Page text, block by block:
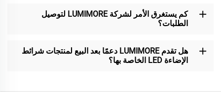
كم يستغرق الأمر لشركة LUMIMORE لتوصيل
الطلبات؟
هل تقدم LUMIMORE دعمًا بعد البيع لمنتجات شرائط
الإضاءة LED الخاصة بها؟